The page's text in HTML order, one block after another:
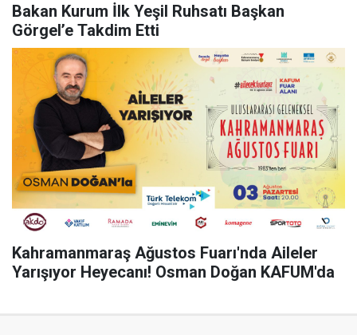
Bakan Kurum İlk Yeşil Ruhsatı Başkan
Görgel’e Takdim Etti
Kahramanmaraş Ağustos Fuarı'nda Aileler
Yarışıyor Heyecanı! Osman Doğan KAFUM'da